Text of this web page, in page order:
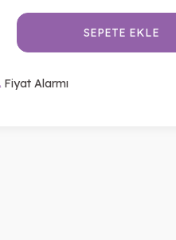
SEPETE EKLE
Fiyat Alarmı